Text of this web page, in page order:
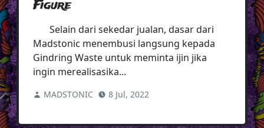
Figure
Selain dari sekedar jualan, dasar dari
Madstonic menembusi langsung kepada
Gindring Waste untuk meminta ijin jika
ingin merealisasika...
MADSTONIC 8 Jul, 2022